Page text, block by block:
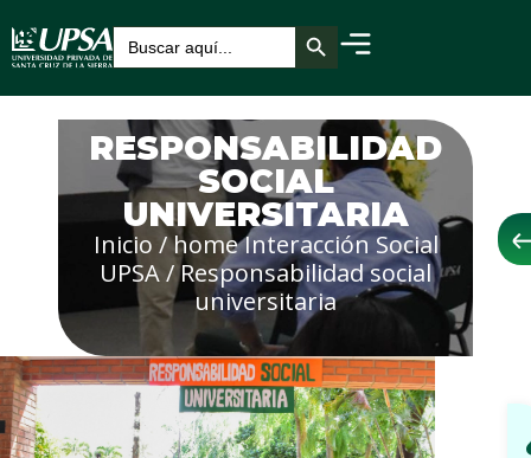
Buscar: Botón de búsqueda
RESPONSABILIDAD
SOCIAL
UNIVERSITARIA
Inicio /home Interacción Social
UPSA/Responsabilidad social
universitaria